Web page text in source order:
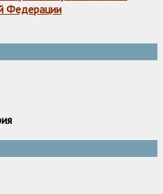
Федерации